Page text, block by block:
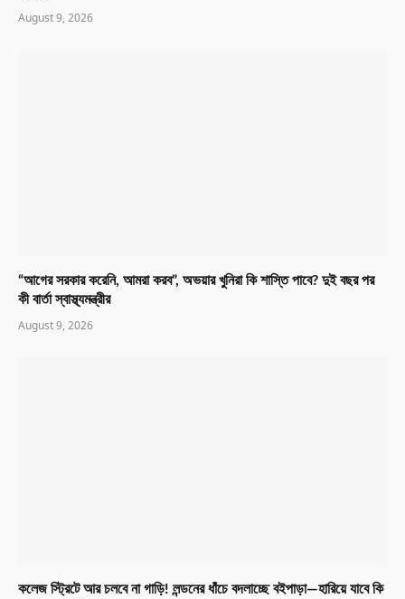
August 9, 2026
“আগের সরকার করেনি, আমরা করব”, অভয়ার খুনিরা কি শাস্তি পাবে? দুই বছর পর
কী বার্তা স্বাস্থ্যমন্ত্রীর
August 9, 2026
কলেজ স্ট্রিটে আর চলবে না গাড়ি! লন্ডনের ধাঁচে বদলাচ্ছে বইপাড়া—হারিয়ে যাবে কি